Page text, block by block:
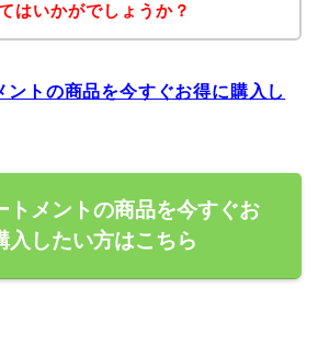
はいかがでしょうか？
ントの商品を今すぐお得に購入し
トメントの商品を今すぐお
入したい方はこちら